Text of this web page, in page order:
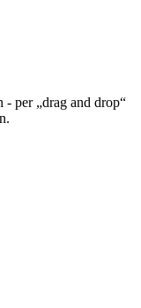
per „drag and drop“